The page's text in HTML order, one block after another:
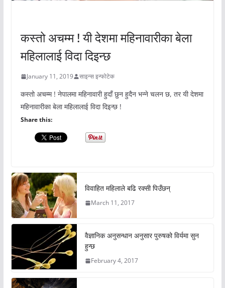
कस्तो अचम्म ! यी देशमा महिनावारीका बेला
महिलालाई विदा दिइन्छ
January 11, 2019 साइन्स इन्फोटेक
कस्तो अचम्म ! नेपालमा महिनावारी हुदाँ छुन हुदैन भन्ने चलन छ, तर यी देशमा
महिनावारीका बेला महिलालाई विदा दिइन्छ !
Share this:
विवाहित महिलाले बढि रक्सी पिउँछन्
March 11, 2017
वैज्ञानिक अनुसन्धान अनुसार पुरुषको विर्यमा सुन
हुन्छ
February 4, 2017